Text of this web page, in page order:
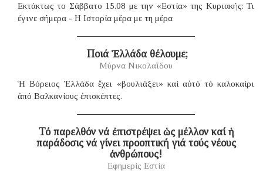
Εκτάκτως το Σάββατο 15.08 με την «Εστία» της Κυριακής: Τι
έγινε σήμερα - Η Ιστορία μέρα με τη μέρα
​ Ποιά Ἑλλάδα θέλουμε;
Μύρνα Νικολαΐδου
Ἡ Βόρειος Ἑλλάδα ἔχει «βουλιάξει» καί αὐτό τό καλοκαίρι
ἀπό Βαλκανίους ἐπισκέπτες.
Τό παρελθόν νά ἐπιστρέψει ὡς μέλλον καί ἡ
παράδοσις νά γίνει προοπτική γιά τούς νέους
ἀνθρώπους!
Εφημερίς Εστία